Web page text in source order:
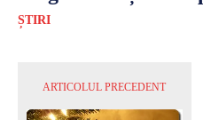
ȘTIRI
ARTICOLUL PRECEDENT